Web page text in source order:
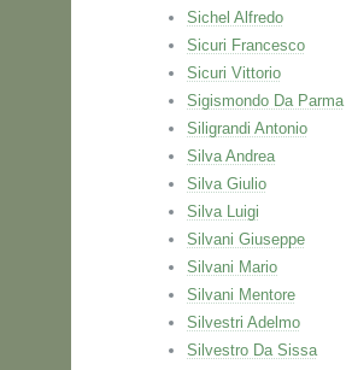
Sichel Alfredo
Sicuri Francesco
Sicuri Vittorio
Sigismondo Da Parma
Siligrandi Antonio
Silva Andrea
Silva Giulio
Silva Luigi
Silvani Giuseppe
Silvani Mario
Silvani Mentore
Silvestri Adelmo
Silvestro Da Sissa